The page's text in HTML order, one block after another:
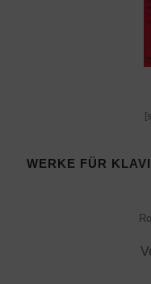
WERKE FÜR